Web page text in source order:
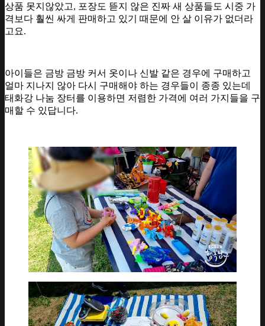
상품 못지않았고, 포장도 뜯지 않은 진짜 새 상품들도 시중 가
격보다 훨씬 싸게 판매하고 있기 때문에 안 살 이유가 없더라
고요.
아이들은 금방 금방 커서 옷이나 신발 같은 경우에 구매하고
얼마 지나지 않아 다시 구매해야 하는 경우들이 종종 있는데
태화강 나눔 장터를 이용하면 저렴한 가격에 여러 가지들을 구
매할 수 있답니다.